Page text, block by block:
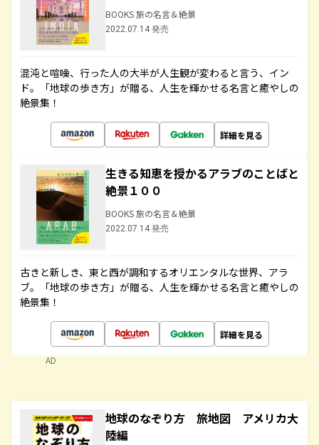
BOOKS 旅の名言＆絶景
2022.07.14 発売
混沌と喧噪、行った人の大半が人生観が変わると言う、イン
ド。「地球の歩き方」が贈る、人生を輝かせる名言と癒やしの
絶景集！
詳細を見る
生きる知恵を授かるアラブのことばと
絶景１００
BOOKS 旅の名言＆絶景
2022.07.14 発売
古きと新しき、東と西が調和するオリエンタルな世界、アラ
ブ。「地球の歩き方」が贈る、人生を輝かせる名言と癒やしの
絶景集！
詳細を見る
AD
地球のなぞり方 旅地図 アメリカ大
陸編